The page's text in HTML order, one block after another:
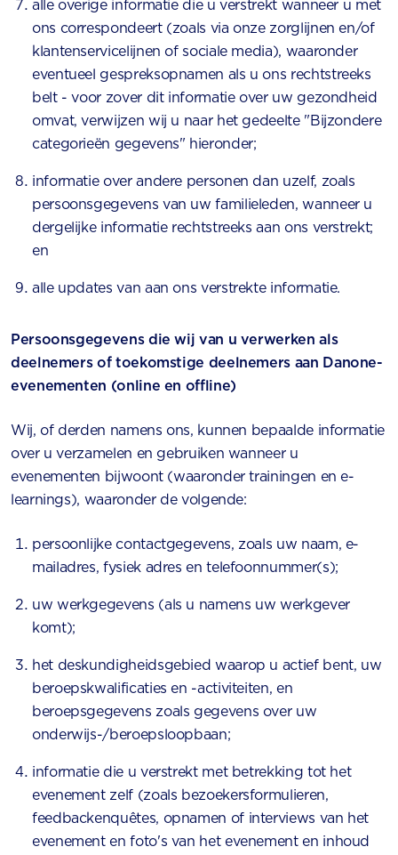
alle overige informatie die u verstrekt wanneer u met
ons correspondeert (zoals via onze zorglijnen en/of
klantenservicelijnen of sociale media), waaronder
eventueel gespreksopnamen als u ons rechtstreeks
belt - voor zover dit informatie over uw gezondheid
omvat, verwijzen wij u naar het gedeelte "Bijzondere
categorieën gegevens" hieronder;
informatie over andere personen dan uzelf, zoals
persoonsgegevens van uw familieleden, wanneer u
dergelijke informatie rechtstreeks aan ons verstrekt;
en
alle updates van aan ons verstrekte informatie.
Persoonsgegevens die wij van u verwerken als
deelnemers of toekomstige deelnemers aan Danone-
evenementen (online en offline)
Wij, of derden namens ons, kunnen bepaalde informatie
over u verzamelen en gebruiken wanneer u
evenementen bijwoont (waaronder trainingen en e-
learnings), waaronder de volgende:
persoonlijke contactgegevens, zoals uw naam, e-
mailadres, fysiek adres en telefoonnummer(s);
uw werkgegevens (als u namens uw werkgever
komt);
het deskundigheidsgebied waarop u actief bent, uw
beroepskwalificaties en -activiteiten, en
beroepsgegevens zoals gegevens over uw
onderwijs-/beroepsloopbaan;
informatie die u verstrekt met betrekking tot het
evenement zelf (zoals bezoekersformulieren,
feedbackenquêtes, opnamen of interviews van het
evenement en foto's van het evenement en inhoud